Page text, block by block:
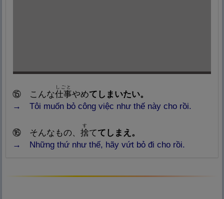
⑮ こんな仕事
しごと
やめてしまいたい。
→ Tôi muốn bỏ công việc như thế này cho rồi.
⑯ そんなもの、 捨
す
ててしまえ。
→ Những thứ như thế, hãy vứt bỏ đi cho rồi.